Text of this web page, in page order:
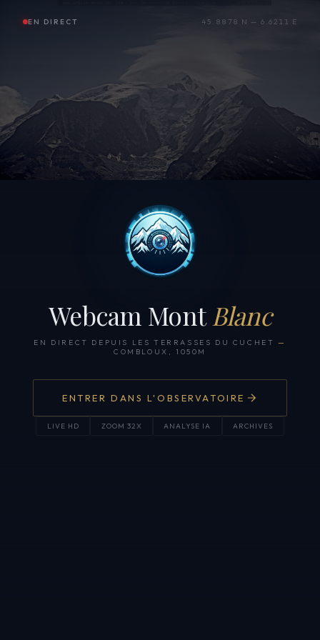
EN DIRECT 45.8878 N — 6.6211 E
Webcam Mont Blanc
EN DIRECT DEPUIS LES TERRASSES DU CUCHET —
COMBLOUX, 1050M
ENTRER DANS L'OBSERVATOIRE
LIVE HD ZOOM 32X ANALYSE IA ARCHIVES